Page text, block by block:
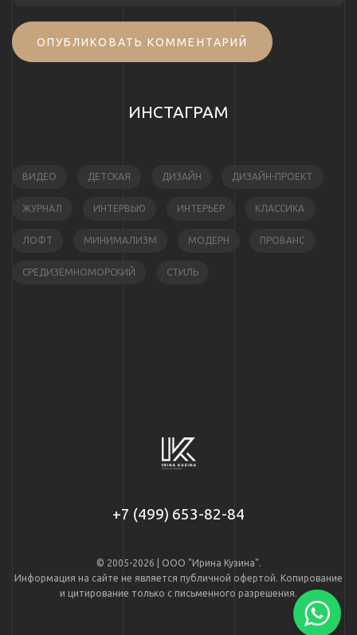
ОПУБЛИКОВАТЬ КОММЕНТАРИЙ
ИНСТАГРАМ
ВИДЕО ДЕТСКАЯ ДИЗАЙН ДИЗАЙН-ПРОЕКТ
ЖУРНАЛ ИНТЕРВЬЮ ИНТЕРЬЕР КЛАССИКА
ЛОФТ МИНИМАЛИЗМ МОДЕРН ПРОВАНС
СРЕДИЗЕМНОМОРСКИЙ СТИЛЬ
+7 (499) 653-82-84
© 2005-2026 | ООО "Ирина Кузина".
Информация на сайте не является публичной офертой. Копирование
и цитирование только с письменного разрешения.